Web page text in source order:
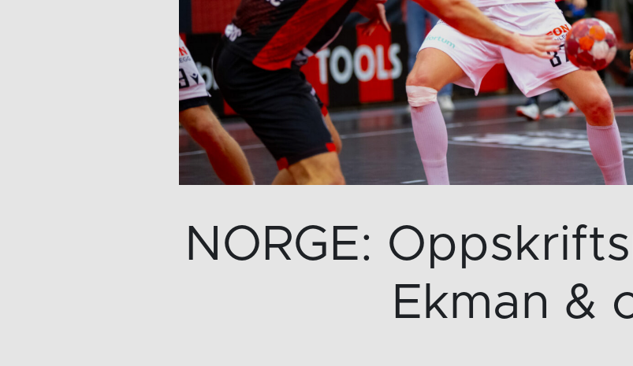
NORGE:
Ekman &